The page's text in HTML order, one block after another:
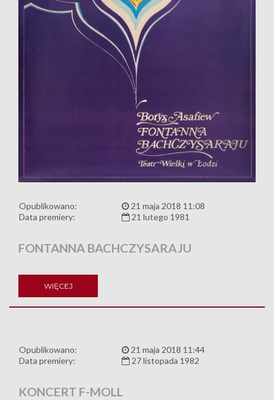
Opublikowano:
21 maja 2018 11:08
Data premiery:
21 lutego 1981
FONTANNA BACHCZYSARAJU
WIĘCEJ
Opublikowano:
21 maja 2018 11:44
Data premiery:
27 listopada 1982
KONCERT F-MOLL